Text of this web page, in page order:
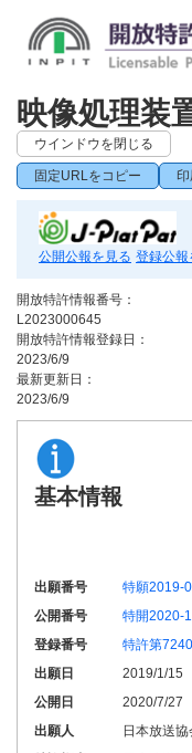
映像処理装
ウインドウを閉じる
固定URLをコピー 印
公開公報を見る 登録公報
開放特許情報番号：
L2023000645
開放特許情報登録日：
2023/6/9
最新更新日：
2023/6/9
基本情報
出願番号
特願2019-
公開番号
特開2020-
登録番号
特許第
出願日
2019/1/15
公開日
2020/7/27
出願人
日本放送協